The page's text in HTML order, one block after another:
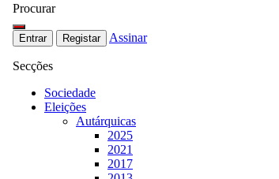
Procurar
Entrar Registar Assinar
Secções
Sociedade
Eleições
Autárquicas
2025
2021
2017